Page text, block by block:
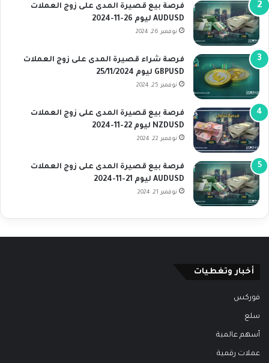
فرصة بيع قصيرة المدى على زوج العملات
AUDUSD ليوم 26-11-2024
نوفمبر 26, 2024
فرصة شراء قصيرة المدى على زوج العملات
GBPUSD ليوم 25/11/2024
نوفمبر 25, 2024
فرصة بيع قصيرة المدى على زوج العملات
NZDUSD ليوم 22-11-2024
نوفمبر 22, 2024
فرصة بيع قصيرة المدى على زوج العملات
AUDUSD ليوم 21-11-2024
نوفمبر 21, 2024
أخبار وتغطيات
فوركس
سلع
أسهم عالمية
عملات رقمية